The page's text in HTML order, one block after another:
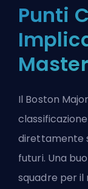
Punti
Il Boston
direttamente
futuri. Una
squadre per